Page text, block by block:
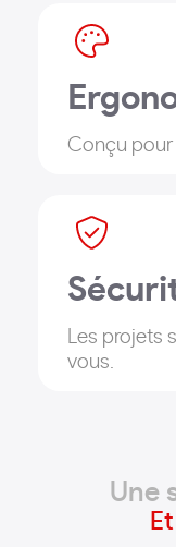
Conçu pour
Les projets
vous.
Une